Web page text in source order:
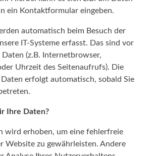
ein Kontaktformular eingeben.
automatisch beim Besuch der
IT-Systeme erfasst. Das sind vor
(z.B. Internetbrowser,
Uhrzeit des Seitenaufrufs). Die
Daten erfolgt automatisch, sobald Sie
Ihre Daten?
wird erhoben, um eine fehlerfreie
Website zu gewährleisten. Andere